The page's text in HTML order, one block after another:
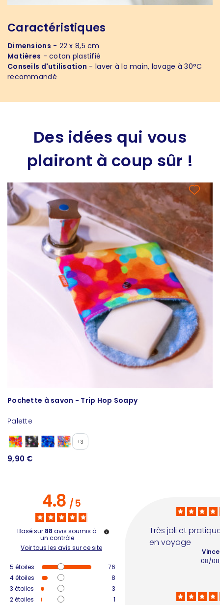
Caractéristiques
Dimensions - 22 x 8,5 cm
Matières - coton plastifié
Conseils d'utilisation - laver à la main, lavage à 30°C
recommandé
Des idées qui vous
plairont à coup sûr !
Pochette à savon - Trip Hop Soapy
Palette
+3
9,90 €
4.8/5
Basé sur 88 avis soumis à
un contrôle
Voir tous les avis sur ce site
5 étoiles
76
4étoiles
8
3 étoiles
3
2étoiles
1
Très joli et
en voyage
08/